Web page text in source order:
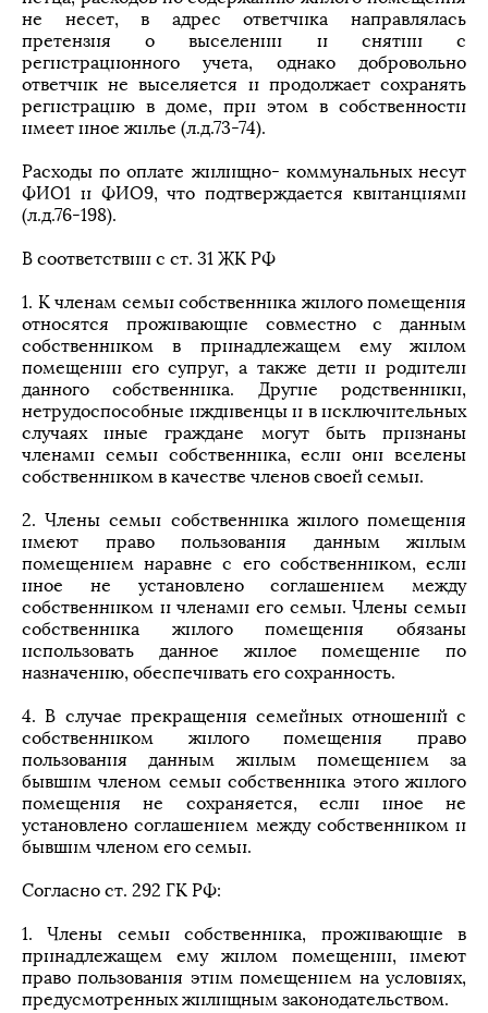
не несет, в адрес ответчика направлялась
претензия о выселении и снятии с
регистрационного учета, однако добровольно
ответчик не выселяется и продолжает сохранять
регистрацию в доме, при этом в собственности
имеет иное жилье (л.д.73-74).
Расходы по оплате жилищно- коммунальных несут
ФИО1 и ФИО9, что подтверждается квитанциями
(л.д.76-198).
В соответствии с ст. 31 ЖК РФ
1. К членам семьи собственника жилого помещения
относятся проживающие совместно с данным
собственником в принадлежащем ему жилом
помещении его супруг, а также дети и родители
данного собственника. Другие родственники,
нетрудоспособные иждивенцы и в исключительных
случаях иные граждане могут быть признаны
членами семьи собственника, если они вселены
собственником в качестве членов своей семьи.
2. Члены семьи собственника жилого помещения
имеют право пользования данным жилым
помещением наравне с его собственником, если
иное не установлено соглашением между
собственником и членами его семьи. Члены семьи
собственника жилого помещения обязаны
использовать данное жилое помещение по
назначению, обеспечивать его сохранность.
4. В случае прекращения семейных отношений с
собственником жилого помещения право
пользования данным жилым помещением за
бывшим членом семьи собственника этого жилого
помещения не сохраняется, если иное не
установлено соглашением между собственником и
бывшим членом его семьи.
Согласно ст. 292 ГК РФ:
1. Члены семьи собственника, проживающие в
принадлежащем ему жилом помещении, имеют
право пользования этим помещением на условиях,
предусмотренных жилищным законодательством.